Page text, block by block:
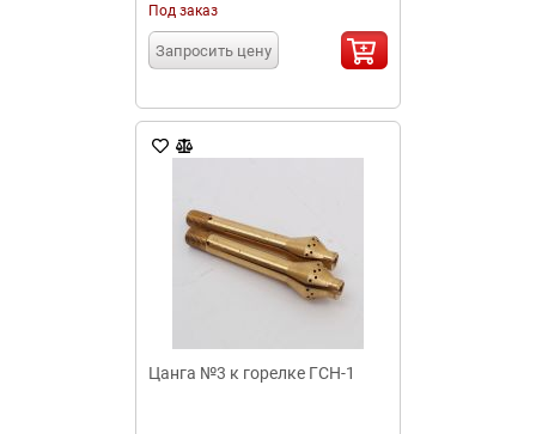
Под заказ
Запросить цену
Цанга №3 к горелке ГСН-1